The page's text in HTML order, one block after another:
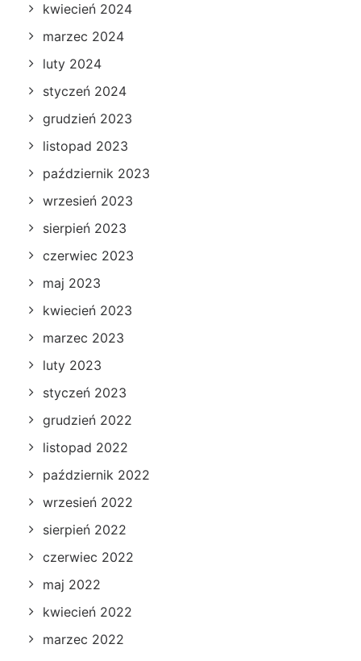
kwiecień 2024
marzec 2024
luty 2024
styczeń 2024
grudzień 2023
listopad 2023
październik 2023
wrzesień 2023
sierpień 2023
czerwiec 2023
maj 2023
kwiecień 2023
marzec 2023
luty 2023
styczeń 2023
grudzień 2022
listopad 2022
październik 2022
wrzesień 2022
sierpień 2022
czerwiec 2022
maj 2022
kwiecień 2022
marzec 2022